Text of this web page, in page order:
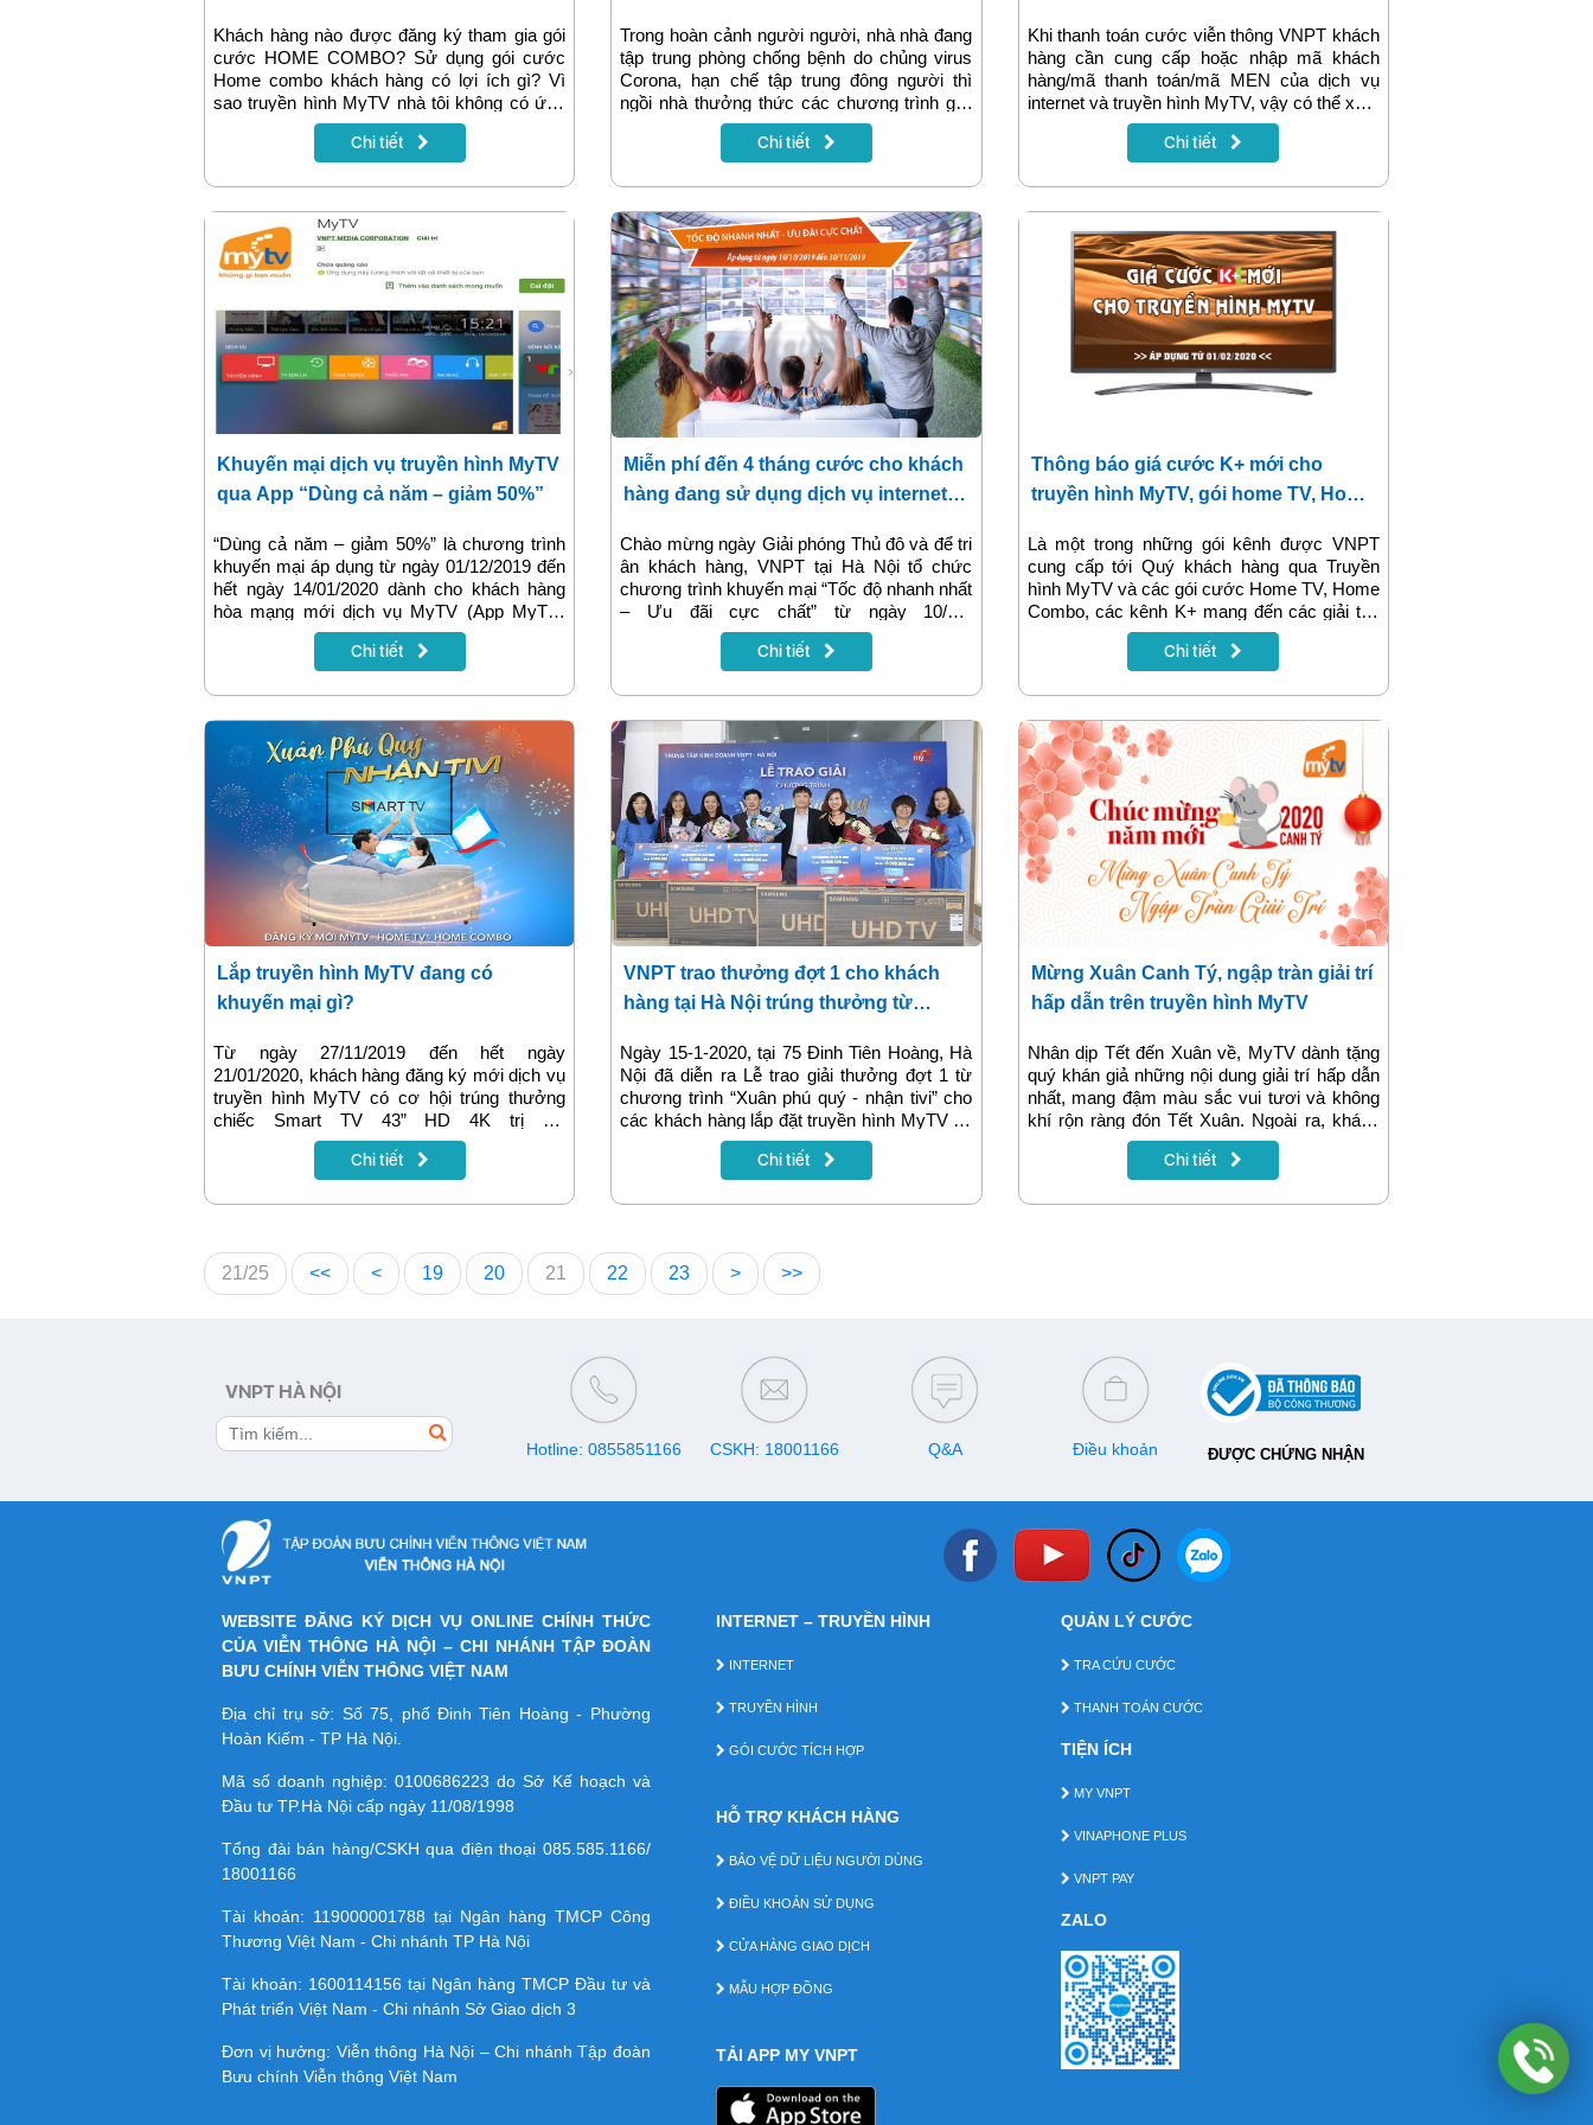
Khách hàng nào được đăng ký tham gia gói
cước HOME COMBO? Sử dụng gói cước
Home combo khách hàng có lợi ích gì? Vì
sao truyền hình MyTV nhà tôi không có ứng
dụng Youtube? ... Những câu hỏi thường gặp
khi đăng ký gói Home combo của VNPT sẽ
đây!
Chi tiết
Trong hoàn cảnh người người, nhà nhà đang
tập trung phòng chống bệnh do chủng virus
Corona, hạn chế tập trung đông người thì
ngồi nhà thưởng thức các chương trình giải
trí trên truyền hình MyTV cùng gia đình sẽ là
gợi ý hay, lắp đặt ngay truyền hình MyTv vì
xem chương trình khuyến mại khi lắp đặt
mới truyền hình MyTV trong tháng 02.2020
trong bài viết dưới đây.
Chi tiết
Khi thanh toán cước viễn thông VNPT khách
hàng cần cung cấp hoặc nhập mã khách
hàng/mã thanh toán/mã MEN của dịch vụ
internet và truyền hình MyTV, vậy có thể xem
các mã dịch vụ này tại đâu? Bài viết sau sẽ
cung cấp đầy đủ thông tin.
Chi tiết
Khuyến mại dịch vụ truyền hình MyTV
qua App “Dùng cả năm – giảm 50%”
“Dùng cả năm – giảm 50%” là chương trình
khuyến mại áp dụng từ ngày 01/12/2019 đến
hết ngày 14/01/2020 dành cho khách hàng
hòa mạng mới dịch vụ MyTV (App MyTV)
trên đường internet cáp quang hiện hữu qua
hình thức Selfcare và khách hàng đang sử
App MyTV cho tivi thứ hai trở đi.
Banhangvnpt.vn sẽ cung cấp thông tin đầy đủ
trong bài viết dưới đây
Chi tiết
Miễn phí đến 4 tháng cước cho khách
hàng đang sử dụng dịch vụ internet
Chào mừng ngày Giải phóng Thủ đô và để tri
ân khách hàng, VNPT tại Hà Nội tổ chức
chương trình khuyến mại “Tốc độ nhanh nhất
– Ưu đãi cực chất” từ ngày 10/10-
31/01/2020, trong đó ưu đãi đến 4 tháng
cước tới khách hàng đang sử dụng dịch vụ
thông tin chi tiết
Chi tiết
Thông báo giá cước K+ mới cho
truyền hình MyTV, gói home TV, Home
Là một trong những gói kênh được VNPT
cung cấp tới Quý khách hàng qua Truyền
hình MyTV và các gói cước Home TV, Home
Combo, các kênh K+ mang đến các giải thể
thao độc quyền, chương trình bình luận, phim
bom tấn được khán giả yêu thích. Từ
sách giá cước mới trên toàn quốc, được
VNPT điều chỉnh trực tiếp trong các gói cước
hiện hành nhằm mang đến quyền lợi tối đa
cho Quý khách hàng.
Chi tiết
Lắp truyền hình MyTV đang có
khuyến mại gì?
Từ ngày 27/11/2019 đến hết ngày
21/01/2020, khách hàng đăng ký mới dịch vụ
truyền hình MyTV có cơ hội trúng thưởng
chiếc Smart TV 43” HD 4K trị giá
13.000.000đ. Đây là phần thưởng hấp dẫn
của chương trình khuyến mãi “Xuân phú quý
gia trong bài viết dưới đây nhé!
Chi tiết
VNPT trao thưởng đợt 1 cho khách
hàng tại Hà Nội trúng thưởng từ
tivi”
Ngày 15-1-2020, tại 75 Đinh Tiên Hoàng, Hà
Nội đã diễn ra Lễ trao giải thưởng đợt 1 từ
chương trình “Xuân phú quý - nhận tivi” cho
các khách hàng lắp đặt truyền hình MyTV đã
may mắn trúng giải.
Chi tiết
Mừng Xuân Canh Tý, ngập tràn giải trí
hấp dẫn trên truyền hình MyTV
Nhân dịp Tết đến Xuân về, MyTV dành tặng
quý khán giả những nội dung giải trí hấp dẫn
nhất, mang đậm màu sắc vui tươi và không
khí rộn ràng đón Tết Xuân. Ngoài ra, khách
hàng mới của dịch vụ truyền hình MyTV còn
có cơ hội trúng thưởng chiếc TV Samsung
chương trình khuyến mại mừng năm mới
Chi tiết
21/25 << < 19 20 21 22 23 > >>
VNPT HÀ NỘI
Hotline: 0855851166 CSKH: 18001166 Q&A Điều khoản ĐƯỢC CHỨNG NHẬN
WEBSITE ĐĂNG KÝ DỊCH VỤ ONLINE CHÍNH THỨC
CỦA VIỄN THÔNG HÀ NỘI – CHI NHÁNH TẬP ĐOÀN
BƯU CHÍNH VIỄN THÔNG VIỆT NAM
Địa chỉ trụ sở: Số 75, phố Đinh Tiên Hoàng - Phường
Hoàn Kiếm - TP Hà Nội.
Mã số doanh nghiệp:0100686223 do Sở Kế hoạch và
Đầu tư TP.Hà Nội cấp ngày 11/08/1998
Tổng đài bán hàng/CSKH qua điện thoại 085.585.1166/
18001166
Tài khoản: 119000001788 tại Ngân hàng TMCP Công
Thương Việt Nam - Chi nhánh TP Hà Nội
Tài khoản: 1600114156 tại Ngân hàng TMCP Ðầu tư và
Phát triển Việt Nam - Chi nhánh Sở Giao dịch 3
Đơn vị hưởng: Viễn thông Hà Nội – Chi nhánh Tập đoàn
Bưu chính Viễn thông Việt Nam
INTERNET – TRUYỀN HÌNH
INTERNET
TRUYỀN HÌNH
GÓI CƯỚC TÍCH HỢP
HỖ TRỢ KHÁCH HÀNG
BẢO VỆ DỮ LIỆU NGƯỜI DÙNG
ĐIỀU KHOẢN SỬ DỤNG
CỬA HÀNG GIAO DỊCH
MẪU HỢP ĐỒNG
TẢI APP MY VNPT
QUẢN LÝ CƯỚC
TRA CỨU CƯỚC
THANH TOÁN CƯỚC
TIỆN ÍCH
MY VNPT
VINAPHONE PLUS
VNPT PAY
ZALO